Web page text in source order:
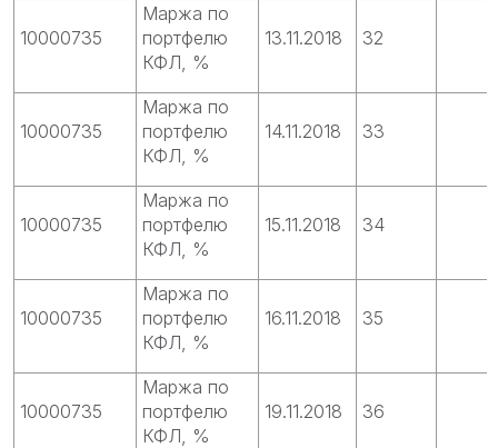
10000735
Маржа по
портфелю
КФЛ, %
13.11.2018 32
10000735
Маржа по
портфелю
КФЛ, %
14.11.2018 33
10000735
Маржа по
портфелю
КФЛ, %
15.11.2018 34
10000735
Маржа по
портфелю
КФЛ, %
16.11.2018 35
10000735
Маржа по
портфелю
КФЛ, %
19.11.2018 36